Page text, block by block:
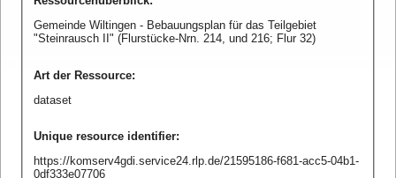
Gemeinde Wiltingen - Bebauungsplan für das Teilgebiet
"Steinrausch II" (Flurstücke-Nrn. 214, und 216; Flur 32)
Art der Ressource:
dataset
Unique resource identifier:
https://komserv4gdi.service24.rlp.de/21595186-f681-acc5-04b1-
0df333e07706